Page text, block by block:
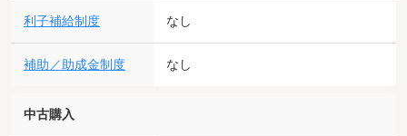
利子補給制度 なし
補助／助成金制度 なし
中古購入